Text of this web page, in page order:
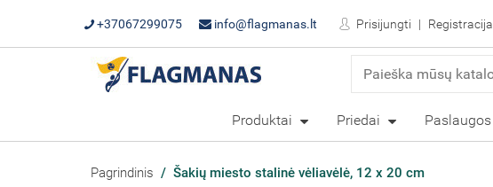
+37067299075 info@flagmanas.lt Prisijungti Registracija
Produktai Priedai Paslaugos
Pagrindinis Šakių miesto stalinė vėliavėlė, 12 x 20 cm